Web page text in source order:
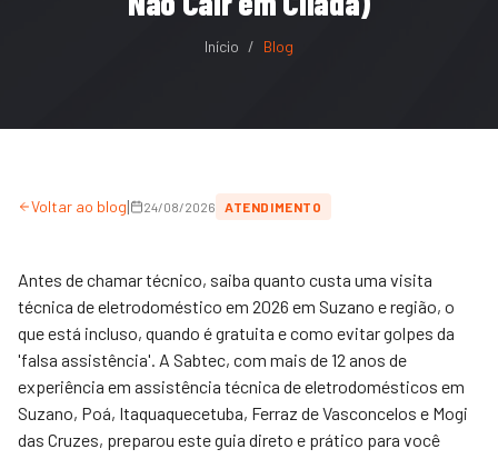
Início / Blog
Voltar ao blog| 24/08/2026 ATENDIMENTO
Antes de chamar técnico, saiba quanto custa uma visita
técnica de eletrodoméstico em 2026 em Suzano e região, o
que está incluso, quando é gratuita e como evitar golpes da
'falsa assistência'. A Sabtec, com mais de 12 anos de
experiência em assistência técnica de eletrodomésticos em
Suzano, Poá, Itaquaquecetuba, Ferraz de Vasconcelos e Mogi
das Cruzes, preparou este guia direto e prático para você